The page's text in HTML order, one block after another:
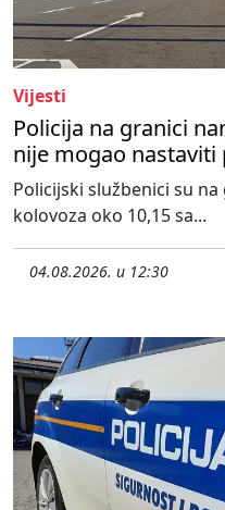
Vijesti
Policija na granici
nije mogao nastaviti
Policijski službenici su
kolovoza oko 10,15 sa...
04.08.2026. u 12:30